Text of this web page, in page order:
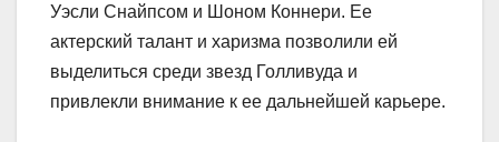
Уэсли Снайпсом и Шоном Коннери. Ее
актерский талант и харизма позволили ей
выделиться среди звезд Голливуда и
привлекли внимание к ее дальнейшей карьере.